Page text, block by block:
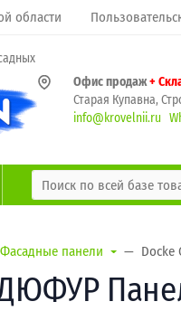
области
Офис продаж+
Старая Купавна,
info@krovelnii.ru
Фасадные панели Docke